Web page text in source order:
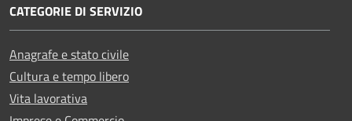
CATEGORIE DI SERVIZIO
Anagrafe e stato civile
Cultura e tempo libero
Vita lavorativa